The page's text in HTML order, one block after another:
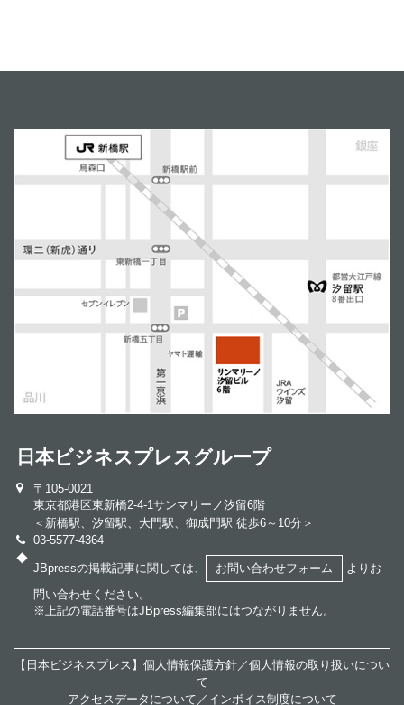
日本ビジネスプレスグループ
〒105-0021
東京都港区東新橋2-4-1サンマリーノ汐留6階
＜新橋駅、汐留駅、大門駅、御成門駅 徒歩6～10分＞
03-5577-4364
◆
JBpressの掲載記事に関しては、 お問い合わせフォーム
よりお
問い合わせください。
※上記の電話番号はJBpress編集部にはつながりません。
【日本ビジネスプレス】個人情報保護方針／個人情報の取り扱いについ
て
アクセスデータについて／ インボイス制度について